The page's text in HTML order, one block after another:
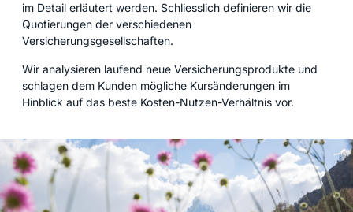
im Detail erläutert werden. Schliesslich definieren wir die
Quotierungen der verschiedenen
Versicherungsgesellschaften.
Wir analysieren laufend neue Versicherungsprodukte und
schlagen dem Kunden mögliche Kursänderungen im
Hinblick auf das beste Kosten-Nutzen-Verhältnis vor.